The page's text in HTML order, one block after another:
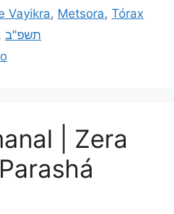
Vayikra, Metsora,Tórax
,תשפ"ב
| Zera